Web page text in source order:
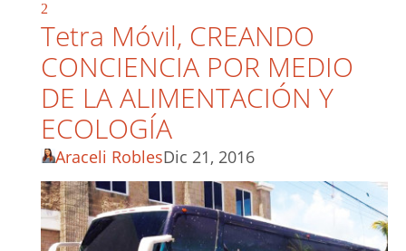
2
Tetra Móvil, CREANDO
CONCIENCIA POR MEDIO
DE LA ALIMENTACIÓN Y
ECOLOGÍA
Araceli RoblesDic 21, 2016